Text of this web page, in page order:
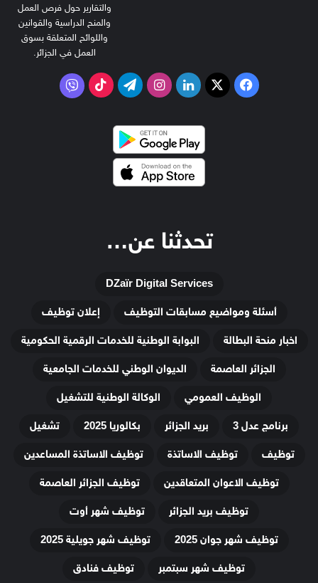
والتقارير حول فرص العمل
والمنح الدراسية والقوانين
واللوائح المتعلقة بسوق
العمل في الجزائر.
فيسبوك
‫X لينكدإنانستقرامتيلقرام‫TikTokفايبر
تحدثنا عن…
DZaïr Digital Services
أسئلة ومواضيع مسابقات التوظيف
إعلان توظيف
اخبار منحة البطالة
البوابة الوطنية للخدمات الرقمية الحكومية
الجزائر العاصمة
الديوان الوطني للخدمات الجامعية
الوظيف العمومي
الوكالة الوطنية للتشغيل
برنامج عدل 3
بريد الجزائر بكالوريا 2025
تشغيل
توظيف
توظيف الاساتذة
توظيف الاساتذة المساعدين
توظيف الاعوان المتعاقدين
توظيف الجزائر العاصمة
توظيف بريد الجزائر
توظيف شهر أوت
توظيف شهر جوان 2025
توظيف شهر جويلية 2025
توظيف شهر سبتمبر
توظيف فنادق